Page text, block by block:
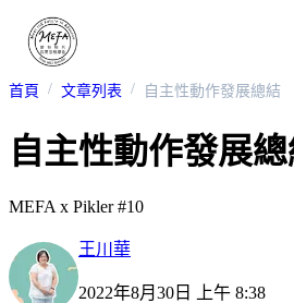
首頁 文章列表 自主性動作發展總結
自主性動作發展
MEFA x Pikler #10
王川華
2022年8月30日 上午 8:38